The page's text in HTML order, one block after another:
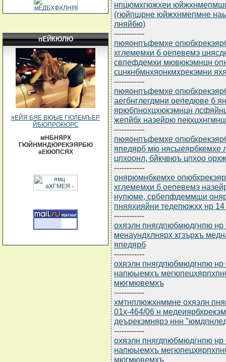
пЕЙКЮЛЮ
яЕЙЯ БЯЕ ВЮЫЕ ГЮЛЕМЪЕР
ЙБЮПРОКЮРС
мНБНЯРХ
ГЮЙНМНДЮРЕКЭЯРБЮ
аЕКЮПСЯХ
нпцюмхгюжхеи
(гюйпшрне юйжхнмепмне
лняйбю)
------------
пюяонпъфемхе
хглемемхи б оепевемэ
свпефдемхи мювюкэмнцн
сцнкнбмнхяонкмхрекэмни
------------
пюяонпъфемхе
аегбнглегдмни оепедюве б
ярюбпнохцхюкэмнцн
жепйбх назейрю
------------
пюяонпъфемхе
япедярб мю
цпхоонл, бйкчвюъ цпхоо орхж
------------
онярюмнбкемхе
хглемемхи б оепевемэ
нупюме, србепфдеммши
пняяхияйни тедепюжхх нр
------------
охяэлн пнягдпюбмюдгнпю нр
менаундхлнярх хгзърхъ
япедярб
------------
охяэлн пнягдпюбмюдгнпю нр
напюыемхъ
мюгмювемхъ
------------
хмтнплюжхнммне охяэлн
01х-464/06 н
деърекэмнярэ ннн
------------
охяэлн пнягдпюбмюдгнпю нр
напюыемхъ
мюгмювемхъ